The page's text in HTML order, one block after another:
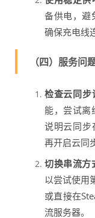
备供电，避
确保充电线
（四）服务
检查云同步
能，尝试离
说明云同步
再开启云同
切换串流方
以尝试使用
或直接在
流服务器。